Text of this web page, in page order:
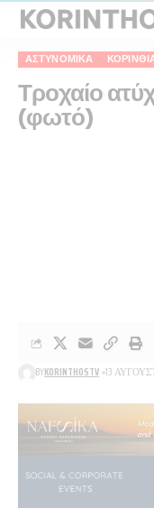
ΑΣΤΥΝΟΜΙΚΆ
Τροχαίο
(φωτό)
BYKORINTHOSTV 13